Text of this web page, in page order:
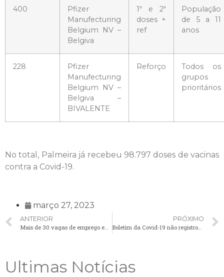
400
Pfizer
Manufecturing
Belgium NV –
Belgiva
1ª e 2ª
doses +
ref
População
de 5 a 11
anos
228
Pfizer
Manufecturing
Belgium NV –
Belgiva –
BIVALENTE
Reforço
Todos os
grupos
prioritários
No total, Palmeira já recebeu 98.797 doses de vacinas
contra a Covid-19.
março 27, 2023
ANTERIOR
PRÓXIMO
Boletim da Covid-19 não registrou casos em Palmeira na última semana
Ultimas Notícias